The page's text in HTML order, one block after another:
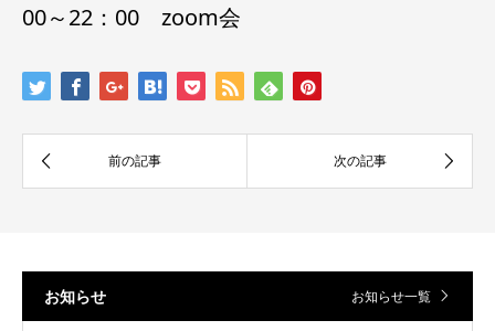
00～22：00 zoom会
お知らせ お知らせ一覧